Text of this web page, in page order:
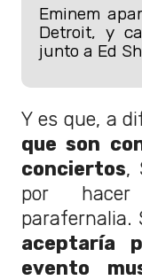
Eminem
Detroit, y
junto a Ed
Y es que, a
que son
conciertos,
por
parafernalia.
aceptaría
evento